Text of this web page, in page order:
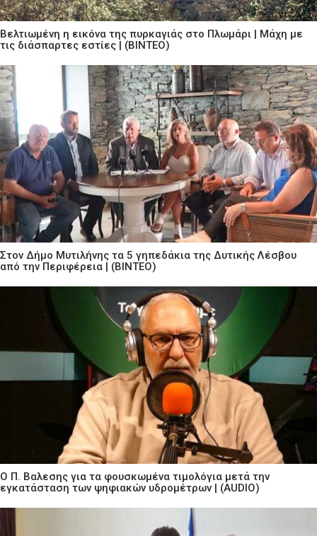
Βελτιωμένη η εικόνα της πυρκαγιάς στο Πλωμάρι | Μάχη με
τις διάσπαρτες εστίες | (ΒΙΝΤΕΟ)
Στον Δήμο Μυτιλήνης τα 5 γηπεδάκια της Δυτικής Λέσβου
από την Περιφέρεια | (ΒΙΝΤΕΟ)
Ο Π. Βαλεσης για τα φουσκωμένα τιμολόγια μετά την
εγκατάσταση των ψηφιακών υδρομέτρων | (AUDIO)